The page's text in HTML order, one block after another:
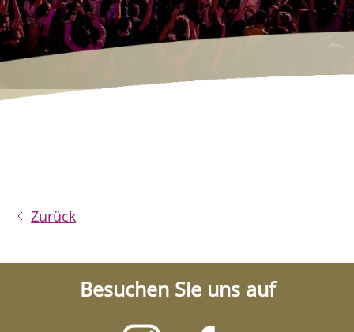
Zurück
Besuchen Sie uns auf
Besuchen
Besuchen